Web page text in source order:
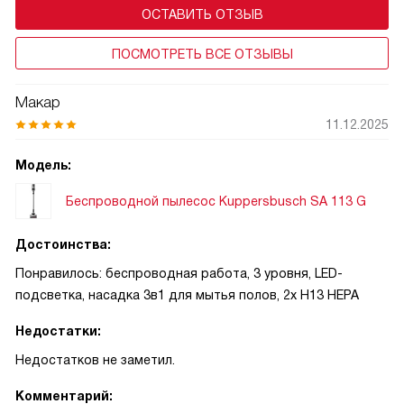
ОСТАВИТЬ ОТЗЫВ
ПОСМОТРЕТЬ ВСЕ ОТЗЫВЫ
Макар
11.12.2025
Модель:
Беспроводной пылесос Kuppersbusch SA 113 G
Достоинства:
Понравилось: беспроводная работа, 3 уровня, LED-
подсветка, насадка 3в1 для мытья полов, 2x H13 HEPA
Недостатки:
Недостатков не заметил.
Комментарий: